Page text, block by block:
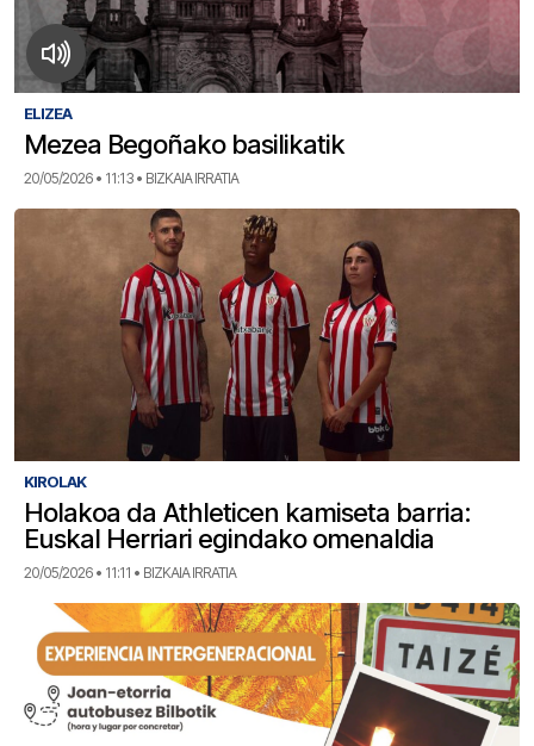
ELIZEA
Mezea Begoñako basilikatik
20/05/2026 • 11:13 • BIZKAIA IRRATIA
KIROLAK
Holakoa da Athleticen kamiseta barria:
Euskal Herriari egindako omenaldia
20/05/2026 • 11:11 • BIZKAIA IRRATIA